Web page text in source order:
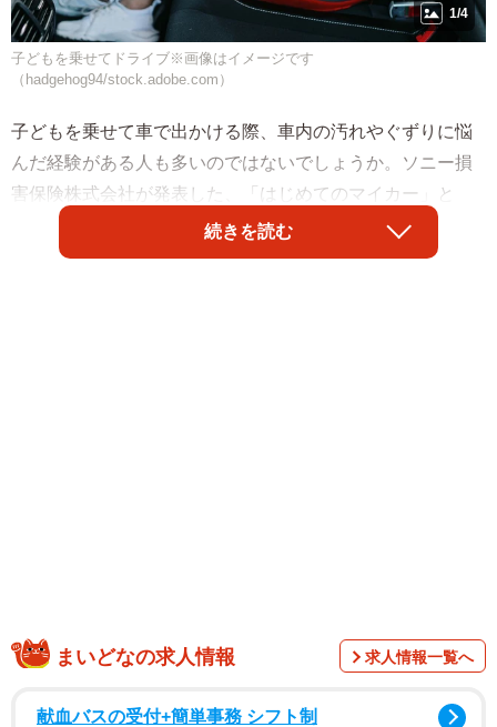
1/4
子どもを乗せてドライブ※画像はイメージです
（hadgehog94/stock.adobe.com）
子どもを乗せて車で出かける際、車内の汚れやぐずりに悩
んだ経験がある人も多いのではないでしょうか。ソニー損
害保険株式会社が発表した、「はじめてのマイカー」と
「子どもとのドライブ」に関する調査結果によると、子ど
もとのドライブで最も多かった困りごとは「子どもが室内
この調査は、3年以内にはじめてマイカーを購入した全国の
続きを読む
まいどなの求人情報 求人情報一覧へ
献血バスの受付+簡単事務 シフト制